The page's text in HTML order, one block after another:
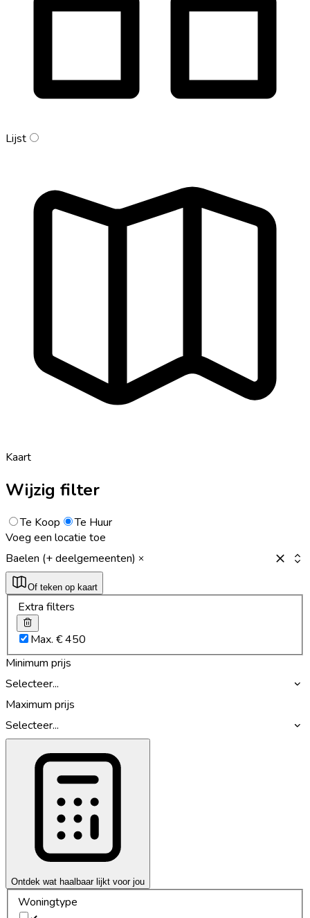
Lijst
Kaart
Wijzig filter
Te Koop
Te Huur
Voeg een locatie toe
Baelen (+ deelgemeenten)
Of teken op kaart
Extra filters
Max. € 450
Minimum prijs
Selecteer...
Maximum prijs
Selecteer...
Ontdek wat haalbaar lijkt voor jou
Woningtype